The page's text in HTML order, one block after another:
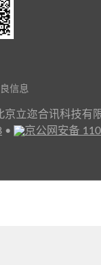
信息
立迩合讯科技有
• 京公网安备